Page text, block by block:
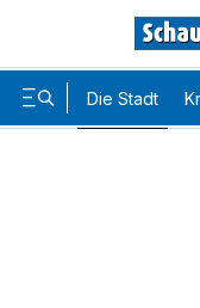
Die Stadt
Wir und unsere
Kennungen auf Ihrem